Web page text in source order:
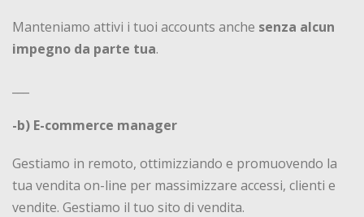
Manteniamo attivi i tuoi accounts anche senza alcun
impegno da parte tua.
-b) E-commerce manager
Gestiamo in remoto, ottimizziando e promuovendo la
tua vendita on-line per massimizzare accessi, clienti e
vendite. Gestiamo il tuo sito di vendita.